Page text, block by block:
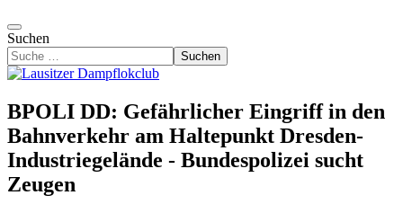
Suchen
Suchen
BPOLI DD: Gefährlicher Eingriff in den
Bahnverkehr am Haltepunkt Dresden-
Industriegelände - Bundespolizei sucht
Zeugen